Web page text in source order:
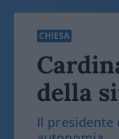
CHIESA
della
Il presidente